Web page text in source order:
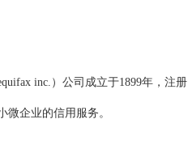
inc.）公司成立于1899年，注
微企业的信用服务。